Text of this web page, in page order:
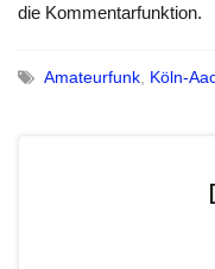
die Kommentarfunktion.
Amateurfunk Köln-